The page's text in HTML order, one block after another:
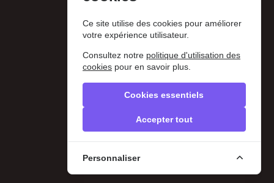
Ce site utilise des cookies pour améliorer
votre expérience utilisateur.
Consultez notre politique d'utilisation des
cookies pour en savoir plus.
Cookies essentiels
Accepter tout
Personnaliser